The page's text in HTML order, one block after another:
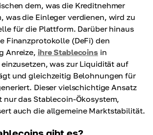
dem, was die Kreditnehmer
was die Einleger verdienen, wird zu
für die Plattform. Darüber hinaus
Finanzprotokolle (DeFi) den
Anreize, ihre Stablecoinsin
was zur Liquidität auf
und gleichzeitig Belohnungen für
Dieser vielschichtige Ansatz
das Stablecoin-Ökosystem,
auch die allgemeine Marktstabilität.